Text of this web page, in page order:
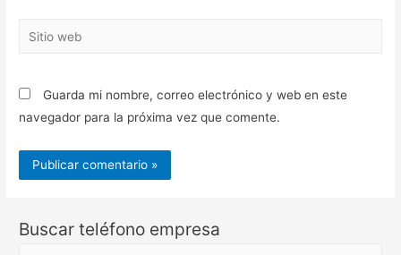
Sitio
Guarda mi nombre, correo electrónico y web en este
navegador para la próxima vez que comente.
Buscar teléfono empresa